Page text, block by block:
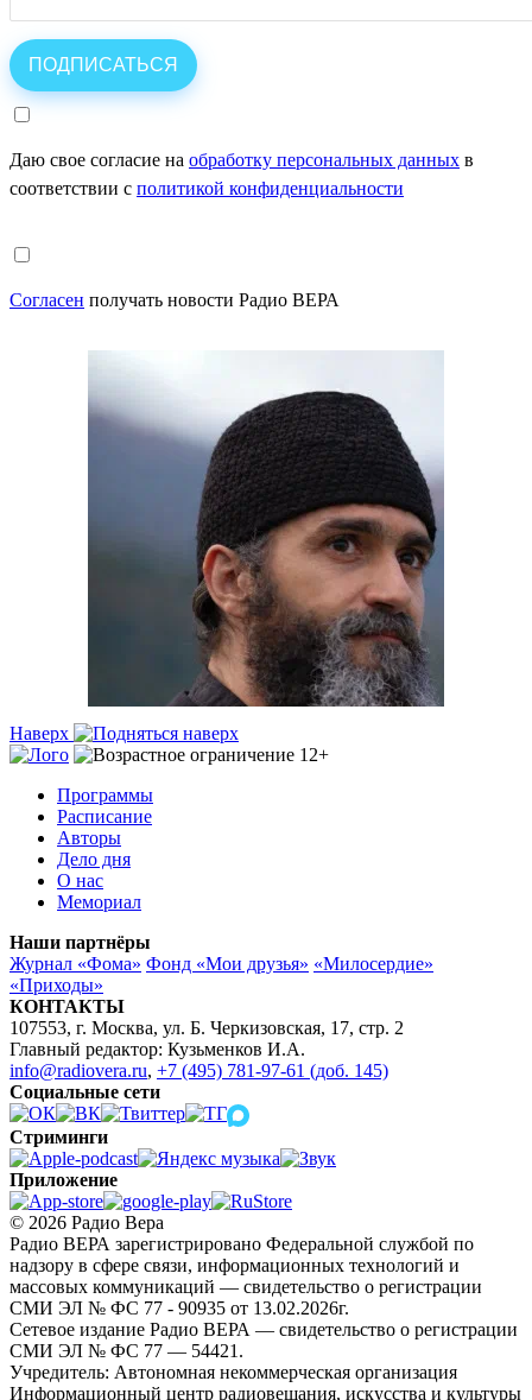
Даю свое согласие на обработку персональных данных в
соответствии с политикой конфиденциальности
Согласен получать новости Радио ВЕРА
Наверх
Программы
Расписание
Авторы
Дело дня
О нас
Мемориал
Наши партнёры
Журнал «Фома» Фонд «Мои друзья» «Милосердие»
«Приходы»
КОНТАКТЫ
107553, г. Москва, ул. Б. Черкизовская, 17, стр. 2
Главный редактор: Кузьменков И.А.
info@radiovera.ru, +7 (495) 781-97-61 (доб. 145)
Социальные сети
Стриминги
Приложение
© 2026 Радио Вера
Радио ВЕРА зарегистрировано Федеральной службой по
надзору в сфере связи, информационных технологий и
массовых коммуникаций — свидетельство о регистрации
СМИ ЭЛ № ФС 77 - 90935 от 13.02.2026г.
Сетевое издание Радио ВЕРА — свидетельство о регистрации
СМИ ЭЛ № ФС 77 — 54421.
Учредитель: Автономная некоммерческая организация
Информационный центр радиовещания, искусства и культуры